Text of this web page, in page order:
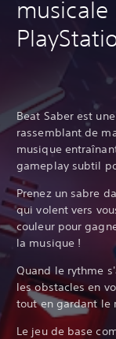
Beat Saber est
rassemblant de
musique
gameplay subtil
Prenez un sabre
qui volent vers
couleur pour
la musique !
Quand le rythme
les obstacles en
tout en gardant le
Le jeu de base